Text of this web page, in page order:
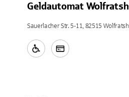
Geldautomat
Sauerlacher Str. 5-11, 82515